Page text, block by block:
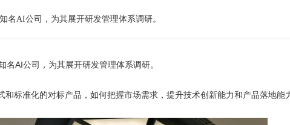
名AI公司，为其展开研发管理体系调研。
AI公司，为其展开研发管理体系调研。
标准化的对标产品，如何把握市场需求，提升技术创新能力和产品落地能